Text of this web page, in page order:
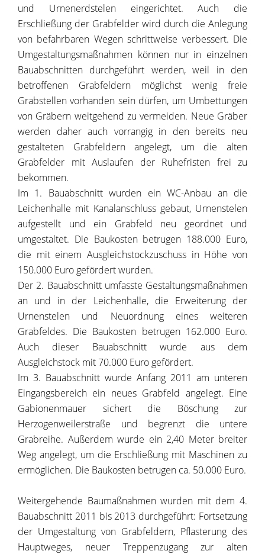
und Urnenerdstelen eingerichtet. Auch die
Erschließung der Grabfelder wird durch die Anlegung
von befahrbaren Wegen schrittweise verbessert. Die
Umgestaltungsmaßnahmen können nur in einzelnen
Bauabschnitten durchgeführt werden, weil in den
betroffenen Grabfeldern möglichst wenig freie
Grabstellen vorhanden sein dürfen, um Umbettungen
von Gräbern weitgehend zu vermeiden. Neue Gräber
werden daher auch vorrangig in den bereits neu
gestalteten Grabfeldern angelegt, um die alten
Grabfelder mit Auslaufen der Ruhefristen frei zu
bekommen.
Im 1. Bauabschnitt wurden ein WC-Anbau an die
Leichenhalle mit Kanalanschluss gebaut, Urnenstelen
aufgestellt und ein Grabfeld neu geordnet und
umgestaltet. Die Baukosten betrugen 188.000 Euro,
die mit einem Ausgleichstockzuschuss in Höhe von
150.000 Euro gefördert wurden.
Der 2. Bauabschnitt umfasste Gestaltungsmaßnahmen
an und in der Leichenhalle, die Erweiterung der
Urnenstelen und Neuordnung eines weiteren
Grabfeldes. Die Baukosten betrugen 162.000 Euro.
Auch dieser Bauabschnitt wurde aus dem
Ausgleichstock mit 70.000 Euro gefördert.
Im 3. Bauabschnitt wurde Anfang 2011 am unteren
Eingangsbereich ein neues Grabfeld angelegt. Eine
Gabionenmauer sichert die Böschung zur
Herzogenweilerstraße und begrenzt die untere
Grabreihe. Außerdem wurde ein 2,40 Meter breiter
Weg angelegt, um die Erschließung mit Maschinen zu
ermöglichen. Die Baukosten betrugen ca. 50.000 Euro.
Weitergehende Baumaßnahmen wurden mit dem 4.
Bauabschnitt 2011 bis 2013 durchgeführt: Fortsetzung
der Umgestaltung von Grabfeldern, Pflasterung des
Hauptweges, neuer Treppenzugang zur alten